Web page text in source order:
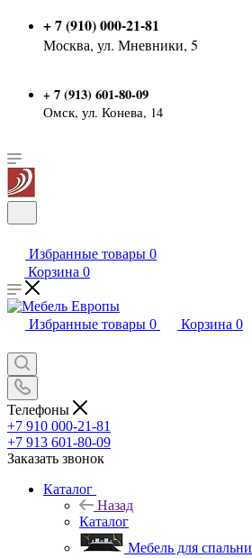
+ 7 (910) 000-21-81
Москва, ул. Мневники, 5
+ 7 (913) 601-80-09
Омск, ул. Конева, 14
Избранные товары 0
Корзина 0
Избранные товары 0 Корзина 0
Телефоны
+7 910 000-21-81
+7 913 601-80-09
Заказать звонок
Каталог
Назад
Каталог
Мебель для спальни